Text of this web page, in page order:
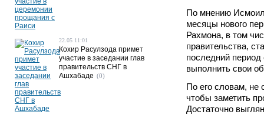
По мнению
месяцы нового
Рахмона, в том
правительства,
последний период
выполнить свои
По его словам, не
чтобы заметить
Достаточно
22.05 11:01
Кохир Расулзода примет
участие в заседании глав
правительств СНГ в
Ашхабаде (0)